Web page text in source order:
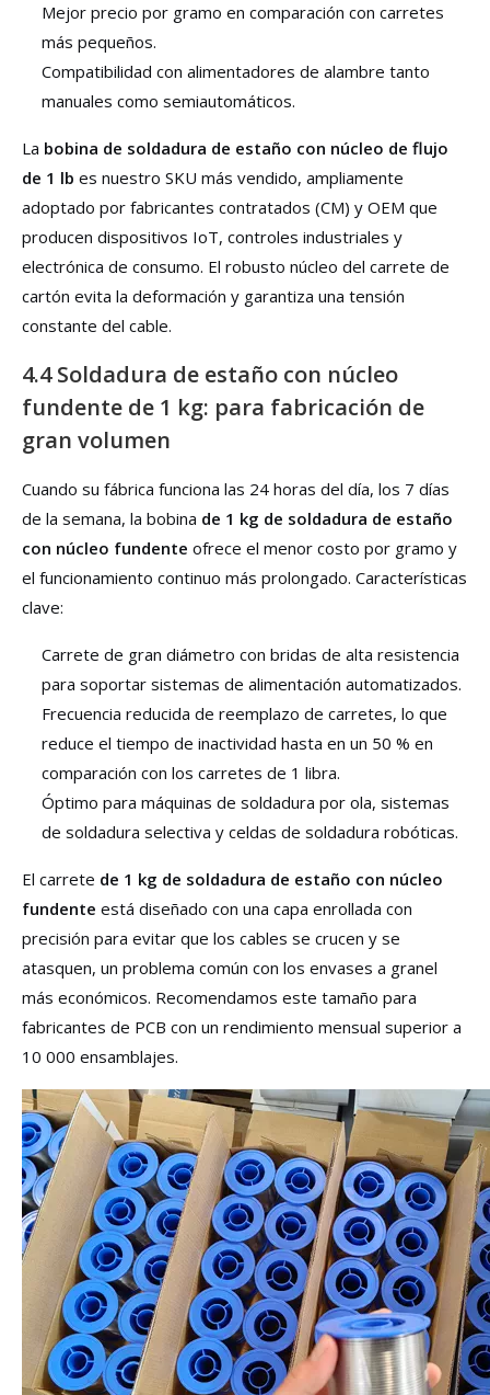
Mejor precio por gramo en comparación con carretes
más pequeños.
Compatibilidad con alimentadores de alambre tanto
manuales como semiautomáticos.
La bobina de soldadura de estaño con núcleo de flujo
de 1 lb es nuestro SKU más vendido, ampliamente
adoptado por fabricantes contratados (CM) y OEM que
producen dispositivos IoT, controles industriales y
electrónica de consumo. El robusto núcleo del carrete de
cartón evita la deformación y garantiza una tensión
constante del cable.
4.4 Soldadura de estaño con núcleo
fundente de 1 kg: para fabricación de
gran volumen
Cuando su fábrica funciona las 24 horas del día, los 7 días
de la semana, la bobina de 1 kg de soldadura de estaño
con núcleo fundente ofrece el menor costo por gramo y
el funcionamiento continuo más prolongado. Características
clave:
Carrete de gran diámetro con bridas de alta resistencia
para soportar sistemas de alimentación automatizados.
Frecuencia reducida de reemplazo de carretes, lo que
reduce el tiempo de inactividad hasta en un 50 % en
comparación con los carretes de 1 libra.
Óptimo para máquinas de soldadura por ola, sistemas
de soldadura selectiva y celdas de soldadura robóticas.
El carrete de 1 kg de soldadura de estaño con núcleo
fundente está diseñado con una capa enrollada con
precisión para evitar que los cables se crucen y se
atasquen, un problema común con los envases a granel
más económicos. Recomendamos este tamaño para
fabricantes de PCB con un rendimiento mensual superior a
10 000 ensamblajes.